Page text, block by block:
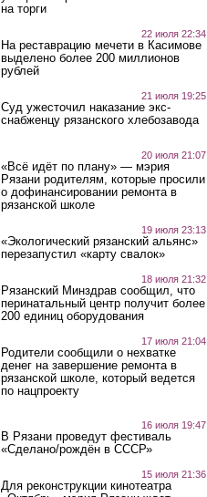
на торги
22 июля 22:34
На реставрацию мечети в Касимове
выделено более 200 миллионов
рублей
21 июля 19:25
Суд ужесточил наказание экс-
снабженцу рязанского хлебозавода
20 июля 21:07
«Всё идёт по плану» — мэрия
Рязани родителям, которые просили
о дофинансировании ремонта в
рязанской школе
19 июля 23:13
«Экологический рязанский альянс»
перезапустил «карту свалок»
18 июля 21:32
Рязанский Минздрав сообщил, что
перинатальный центр получит более
200 единиц оборудования
17 июля 21:04
Родители сообщили о нехватке
денег на завершение ремонта в
рязанской школе, который ведется
по нацпроекту
16 июля 19:47
В Рязани проведут фестиваль
«Сделано/рождён в СССР»
15 июля 21:36
Для реконструкции кинотеатра